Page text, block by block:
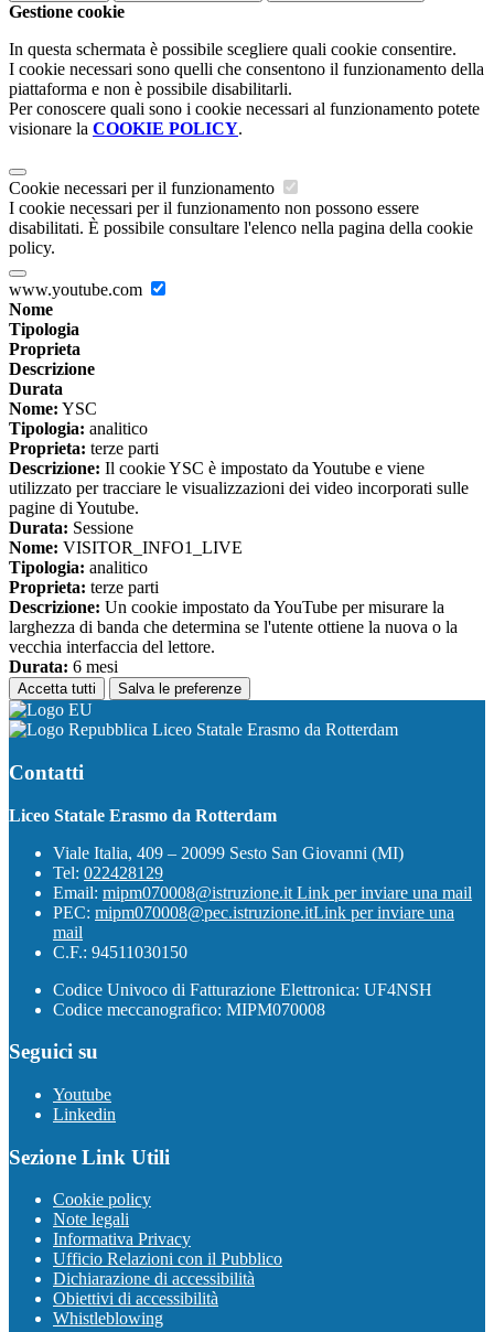
Gestione cookie
In questa schermata è possibile scegliere quali cookie consentire.
I cookie necessari sono quelli che consentono il funzionamento della
piattaforma e non è possibile disabilitarli.
Per conoscere quali sono i cookie necessari al funzionamento potete
visionare la COOKIE POLICY.
Cookie necessari per il funzionamento
I cookie necessari per il funzionamento non possono essere
disabilitati. È possibile consultare l'elenco nella pagina della cookie
policy.
www.youtube.com
Nome
Tipologia
Proprieta
Descrizione
Durata
Nome: YSC
Tipologia: analitico
Proprieta: terze parti
Descrizione: Il cookie YSC è impostato da Youtube e viene
utilizzato per tracciare le visualizzazioni dei video incorporati sulle
pagine di Youtube.
Durata: Sessione
Nome: VISITOR_INFO1_LIVE
Tipologia: analitico
Proprieta: terze parti
Descrizione: Un cookie impostato da YouTube per misurare la
larghezza di banda che determina se l'utente ottiene la nuova o la
vecchia interfaccia del lettore.
Durata: 6 mesi
Accetta tutti Salva le preferenze
Liceo Statale Erasmo da Rotterdam
Contatti
Liceo Statale Erasmo da Rotterdam
Viale Italia, 409 – 20099 Sesto San Giovanni (MI)
Tel: 022428129
Email: mipm070008@istruzione.it Link per inviare una mail
PEC: mipm070008@pec.istruzione.itLink per inviare una
mail
C.F.: 94511030150
Codice Univoco di Fatturazione Elettronica: UF4NSH
Codice meccanografico: MIPM070008
Seguici su
Youtube
Linkedin
Sezione Link Utili
Cookie policy
Note legali
Informativa Privacy
Ufficio Relazioni con il Pubblico
Dichiarazione di accessibilità
Obiettivi di accessibilità
Whistleblowing